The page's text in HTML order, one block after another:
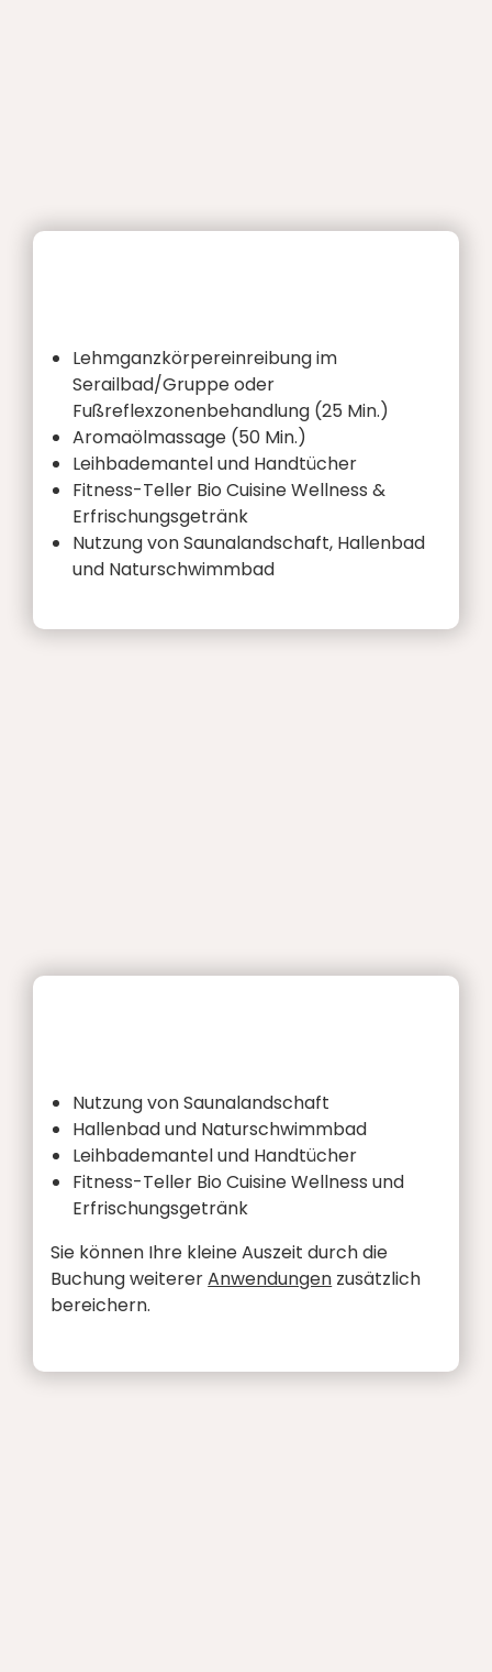
Lehmganzkörpereinreibung im
Serailbad/Gruppe oder
Fußreflexzonenbehandlung (25 Min.)
Aromaölmassage (50 Min.)
Leihbademantel und Handtücher
Fitness-Teller Bio Cuisine Wellness &
Erfrischungsgetränk
Nutzung von Saunalandschaft, Hallenbad
und Naturschwimmbad
Nutzung von Saunalandschaft
Hallenbad und Naturschwimmbad
Leihbademantel und Handtücher
Fitness-Teller Bio Cuisine Wellness und
Erfrischungsgetränk
Sie können Ihre kleine Auszeit durch die
Buchung weitererAnwendungen zusätzlich
bereichern.